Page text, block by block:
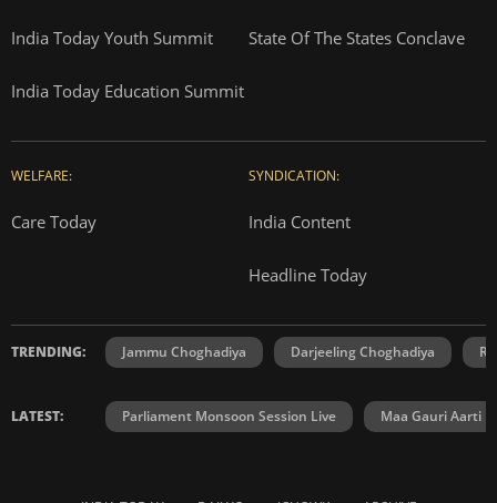
India Today Youth Summit State Of The States Conclave
India Today Education Summit
WELFARE:
Care Today
SYNDICATION:
India Content
Headline Today
TRENDING: Jammu Choghadiya Darjeeling Choghadiya
LATEST: Parliament Monsoon Session Live Maa Gauri Aarti